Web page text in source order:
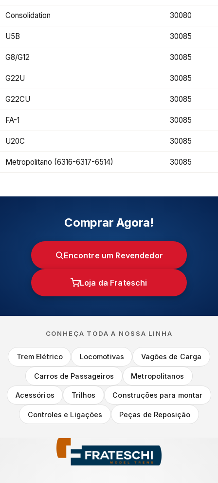
Consolidation 30080
U5B 30085
G8/G12 30085
G22U 30085
G22CU 30085
FA-1 30085
U20C 30085
Metropolitano (6316-6317-6514) 30085
Comprar Agora!
Encontre um Revendedor
Loja da Frateschi
CONHEÇA TODA A NOSSA LINHA
Trem Elétrico Locomotivas Vagões de Carga
Carros de Passageiros Metropolitanos
Acessórios Trilhos Construções para montar
Controles e Ligações Peças de Reposição